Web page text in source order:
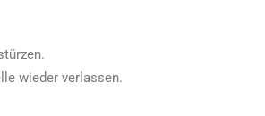
wieder verlassen.